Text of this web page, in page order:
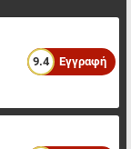
9.4 Εγγραφή